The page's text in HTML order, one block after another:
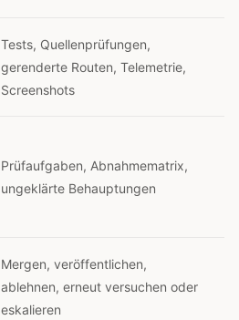
Tests, Quellenprüfungen,
gerenderte Routen, Telemetrie,
Screenshots
Prüfaufgaben, Abnahmematrix,
ungeklärte Behauptungen
Mergen, veröffentlichen,
ablehnen, erneut versuchen oder
eskalieren